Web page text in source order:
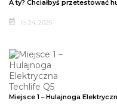
A ty? Chciałbyś przetestować
lis 24, 2025
Miejsce 1 – Hulajnoga